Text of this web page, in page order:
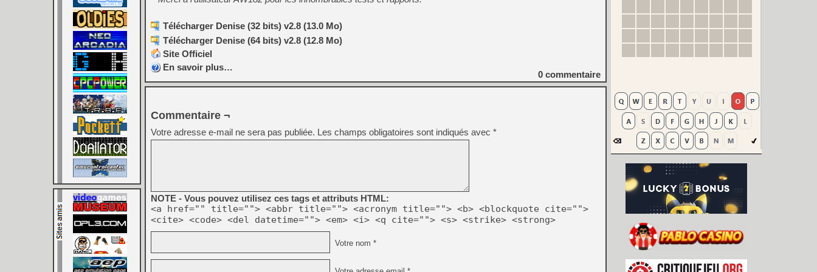
Télécharger Denise (32 bits) v2.8 (13.0 Mo)
Télécharger Denise (64 bits) v2.8 (12.8 Mo)
Site Officiel
En savoir plus…
0 commentaire
Commentaire ¬
Votre adresse e-mail ne sera pas publiée. Les champs obligatoires sont indiqués avec *
NOTE - Vous pouvez utilisez ces tags et attributs HTML:
<a href="" title=""> <abbr title=""> <acronym title=""> <b> <blockquote cite="">
<cite> <code> <del datetime=""> <em> <i> <q cite=""> <s> <strike> <strong>
Votre nom *